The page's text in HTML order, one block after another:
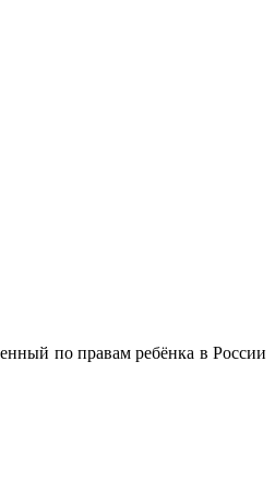
по правам ребёнка в России